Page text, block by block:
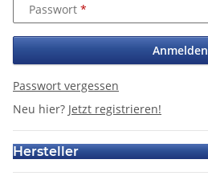
Passwort
Anmelden
Passwort vergessen
Neu hier? Jetzt registrieren!
Hersteller